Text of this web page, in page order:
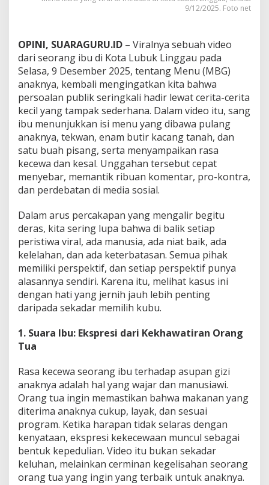
n
g
g
a
u
9/12/2025. Foto net
OPINI, SUARAGURU.ID – Viralnya sebuah video
dari seorang ibu di Kota Lubuk Linggau pada
Selasa, 9 Desember 2025, tentang Menu (MBG)
anaknya, kembali mengingatkan kita bahwa
persoalan publik seringkali hadir lewat cerita-cerita
kecil yang tampak sederhana. Dalam video itu, sang
ibu menunjukkan isi menu yang dibawa pulang
anaknya, tekwan, enam butir kacang tanah, dan
satu buah pisang, serta menyampaikan rasa
kecewa dan kesal. Unggahan tersebut cepat
menyebar, memantik ribuan komentar, pro-kontra,
dan perdebatan di media sosial.
Dalam arus percakapan yang mengalir begitu
deras, kita sering lupa bahwa di balik setiap
peristiwa viral, ada manusia, ada niat baik, ada
kelelahan, dan ada keterbatasan. Semua pihak
memiliki perspektif, dan setiap perspektif punya
alasannya sendiri. Karena itu, melihat kasus ini
dengan hati yang jernih jauh lebih penting
daripada sekadar memilih kubu.
1. Suara Ibu: Ekspresi dari Kekhawatiran Orang
Tua
Rasa kecewa seorang ibu terhadap asupan gizi
anaknya adalah hal yang wajar dan manusiawi.
Orang tua ingin memastikan bahwa makanan yang
diterima anaknya cukup, layak, dan sesuai
program. Ketika harapan tidak selaras dengan
kenyataan, ekspresi kekecewaan muncul sebagai
bentuk kepedulian. Video itu bukan sekadar
keluhan, melainkan cerminan kegelisahan seorang
orang tua yang ingin yang terbaik untuk anaknya.